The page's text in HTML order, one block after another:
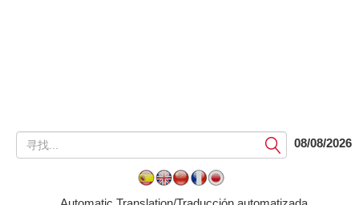
提
交
08/08/2026